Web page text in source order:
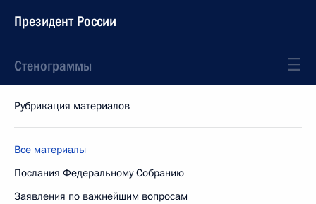
Президент России
Стенограммы
Рубрикация материалов
Все материалы
Послания Федеральному Собранию
Заявления по важнейшим вопросам